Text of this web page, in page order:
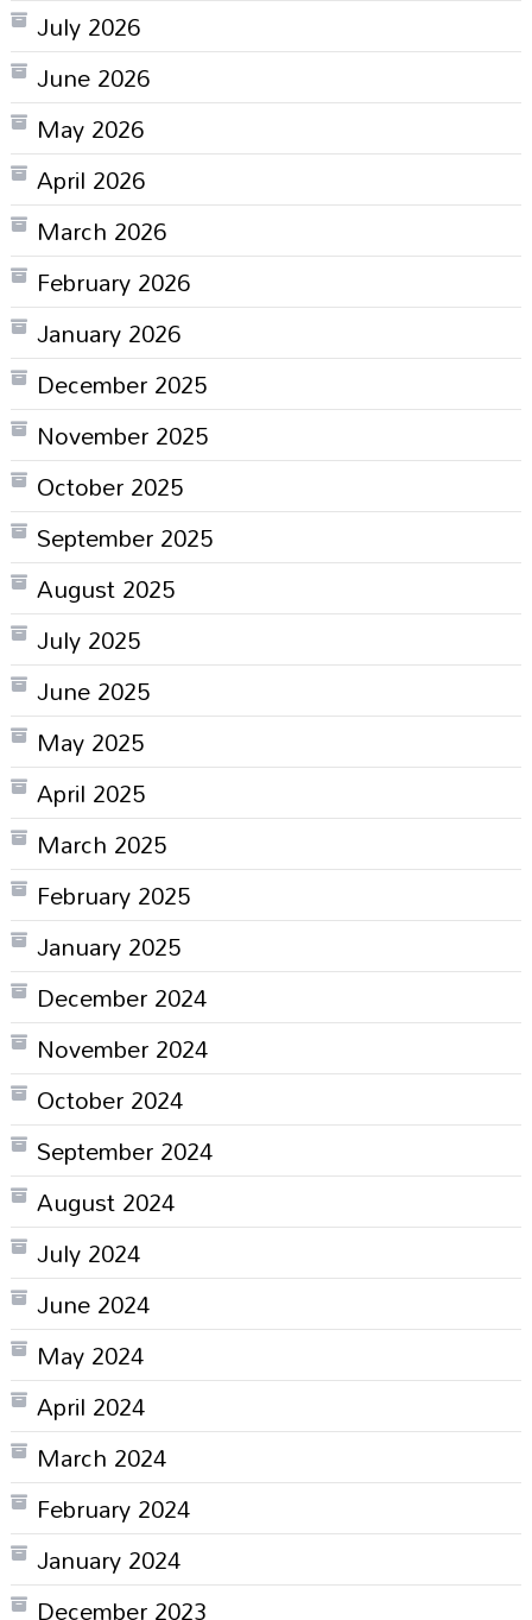
July 2026
June 2026
May 2026
April 2026
March 2026
February 2026
January 2026
December 2025
November 2025
October 2025
September 2025
August 2025
July 2025
June 2025
May 2025
April 2025
March 2025
February 2025
January 2025
December 2024
November 2024
October 2024
September 2024
August 2024
July 2024
June 2024
May 2024
April 2024
March 2024
February 2024
January 2024
December 2023